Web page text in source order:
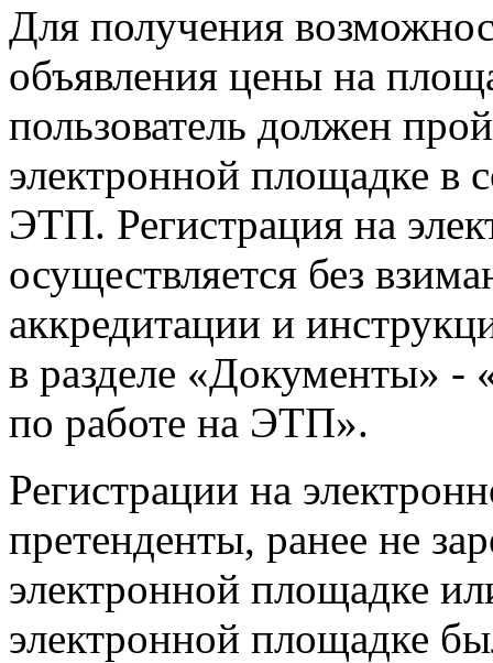
Для получения
объявления цены на
пользователь должен
электронной площадке в
ЭТП. Регистрация на
осуществляется без
аккредитации и
в разделе «Документы»
по работе на ЭТП».
Регистрации на
претенденты, ранее не
электронной площадке
электронной площадке